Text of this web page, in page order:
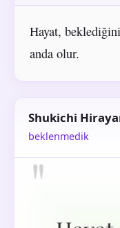
Hayat,
anda olur.
Shukichi
beklenmedik